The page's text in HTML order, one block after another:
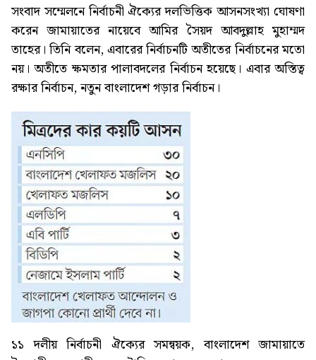
সংবাদ সম্মেলনে নির্বাচনী ঐক্যের দলভিত্তিক আসনসংখ্যা ঘোষণা
করেন জামায়াতের নায়েবে আমির সৈয়দ আবদুল্লাহ মুহাম্মদ
তাহের। তিনি বলেন, এবারের নির্বাচনটি অতীতের নির্বাচনের মতো
নয়। অতীতে ক্ষমতার পালাবদলের নির্বাচন হয়েছে। এবার অস্তিত্ব
রক্ষার নির্বাচন, নতুন বাংলাদেশ গড়ার নির্বাচন।
১১ দলীয় নির্বাচনী ঐক্যের সমন্বয়ক, বাংলাদেশ জামায়াতে